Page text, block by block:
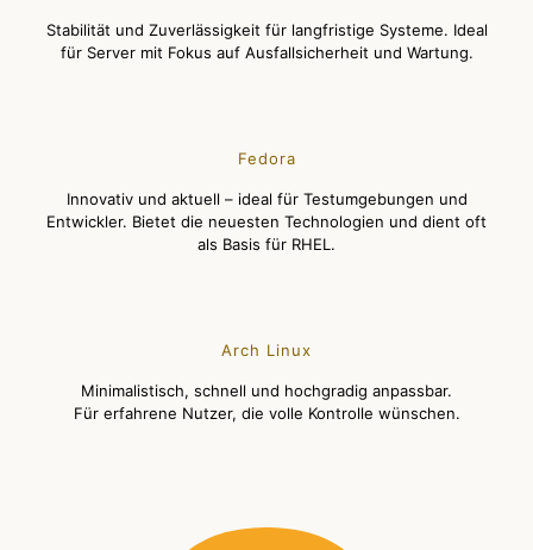
Stabilität und Zuverlässigkeit für langfristige Systeme. Ideal
für Server mit Fokus auf Ausfallsicherheit und Wartung.
Fedora
Innovativ und aktuell – ideal für Testumgebungen und
Entwickler. Bietet die neuesten Technologien und dient oft
als Basis für RHEL.
Arch Linux
Minimalistisch, schnell und hochgradig anpassbar.
Für erfahrene Nutzer, die volle Kontrolle wünschen.